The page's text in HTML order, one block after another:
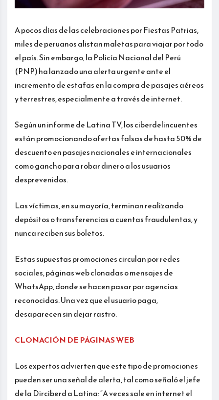
A pocos días de las celebraciones por Fiestas Patrias,
miles de peruanos alistan maletas para viajar por todo
el país. Sin embargo, la Policía Nacional del Perú
(PNP) ha lanzado una alerta urgente ante el
incremento de estafas en la compra de pasajes aéreos
y terrestres, especialmente a través de internet.
Según un informe de Latina TV, los ciberdelincuentes
están promocionando ofertas falsas de hasta 50% de
descuento en pasajes nacionales e internacionales
como gancho para robar dinero a los usuarios
desprevenidos.
Las víctimas, en su mayoría, terminan realizando
depósitos o transferencias a cuentas fraudulentas, y
nunca reciben sus boletos.
Estas supuestas promociones circulan por redes
sociales, páginas web clonadas o mensajes de
WhatsApp, donde se hacen pasar por agencias
reconocidas. Una vez que el usuario paga,
desaparecen sin dejar rastro.
CLONACIÓN DE PÁGINAS WEB
Los expertos advierten que este tipo de promociones
pueden ser una señal de alerta, tal como señaló el jefe
de la Dirciberd a Latina: “A veces sale en internet el